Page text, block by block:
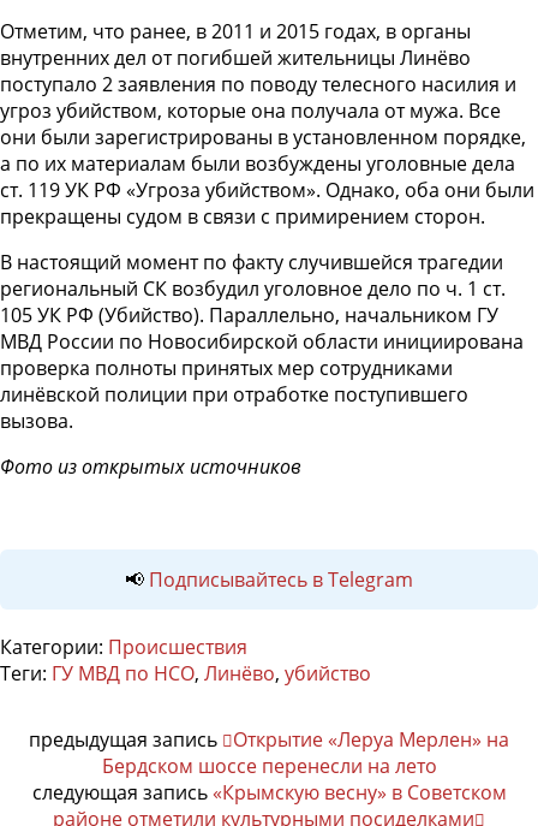
Отметим, что ранее, в 2011 и 2015 годах, в органы
внутренних дел от погибшей жительницы Линёво
поступало 2 заявления по поводу телесного насилия и
угроз убийством, которые она получала от мужа. Все
они были зарегистрированы в установленном порядке,
а по их материалам были возбуждены уголовные дела
ст. 119 УК РФ «Угроза убийством». Однако, оба они были
прекращены судом в связи с примирением сторон.
В настоящий момент по факту случившейся трагедии
региональный СК возбудил уголовное дело по ч. 1 ст.
105 УК РФ (Убийство). Параллельно, начальником ГУ
МВД России по Новосибирской области инициирована
проверка полноты принятых мер сотрудниками
линёвской полиции при отработке поступившего
вызова.
Фото из открытых источников
📢 Подписывайтесь в Telegram
Категории: Происшествия
Теги: ГУ МВД по НСО, Линёво, убийство
предыдущая запись
Открытие «Леруа Мерлен» на
Бердском шоссе перенесли на лето
следующая запись «Крымскую весну» в Советском
районе отметили культурными посиделками